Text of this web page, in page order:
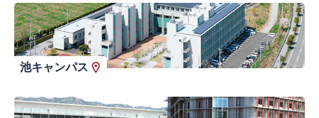
池キャンパス